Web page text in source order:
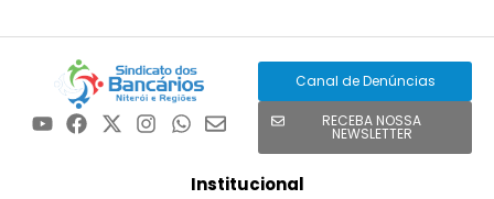
Canal de Denúncias
RECEBA NOSSA
NEWSLETTER
Institucional